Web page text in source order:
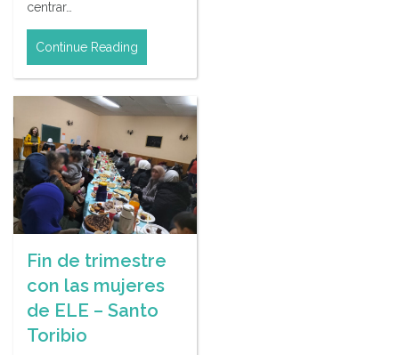
centrar…
Continue Reading
Fin de trimestre
con las mujeres
de ELE – Santo
Toribio